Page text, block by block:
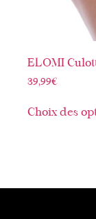
ELOMI
39,99€
Choix des